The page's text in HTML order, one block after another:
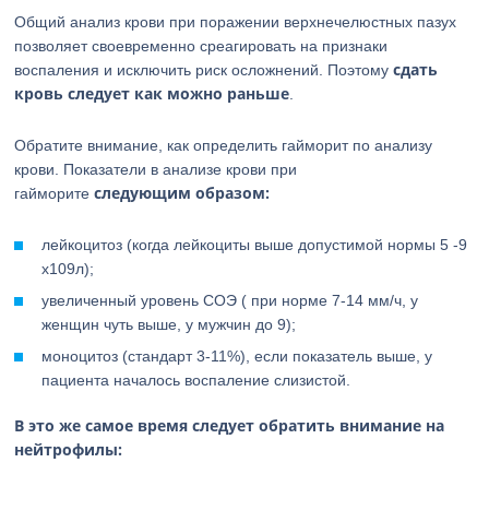
Общий анализ крови при поражении верхнечелюстных пазух
позволяет своевременно среагировать на признаки
воспаления и исключить риск осложнений. Поэтомусдать
кровь следует как можно раньше
Обратите внимание, как определить гайморит по анализу
крови. Показатели в анализе крови при
гайморитеследующим образом:
лейкоцитоз (когда лейкоциты выше допустимой нормы 5 -9
х109л);
увеличенный уровень СОЭ ( при норме 7-14 мм/ч, у
женщин чуть выше, у мужчин до 9);
моноцитоз (стандарт 3-11%), если показатель выше, у
пациента началось воспаление слизистой.
В это же самое время следует обратить внимание на
нейтрофилы: